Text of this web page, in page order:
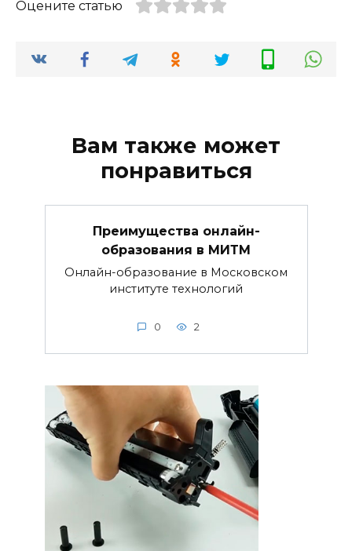
Оцените статью
Вам также может
понравиться
Преимущества онлайн-
образования в МИТМ
Онлайн-образование в Московском
институте технологий
0 2